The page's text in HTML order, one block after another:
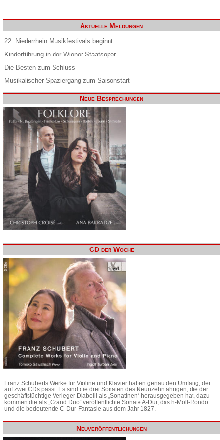
Aktuelle Meldungen
22. Niederrhein Musikfestivals beginnt
Kinderführung in der Wiener Staatsoper
Die Besten zum Schluss
Musikalischer Spaziergang zum Saisonstart
Neue Besprechungen
CD der Woche
Franz Schuberts Werke für Violine und Klavier haben genau den Umfang, der
auf zwei CDs passt. Es sind die drei Sonaten des Neunzehnjährigen, die der
geschäftstüchtige Verleger Diabelli als „Sonatinen“ herausgegeben hat, dazu
kommen die als „Grand Duo“ veröffentlichte Sonate A-Dur, das h-Moll-Rondo
und die bedeutende C-Dur-Fantasie aus dem Jahr 1827.
Neuveröffentlichungen